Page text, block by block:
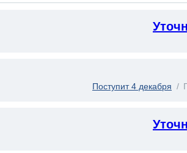
Поступит 4 декабря